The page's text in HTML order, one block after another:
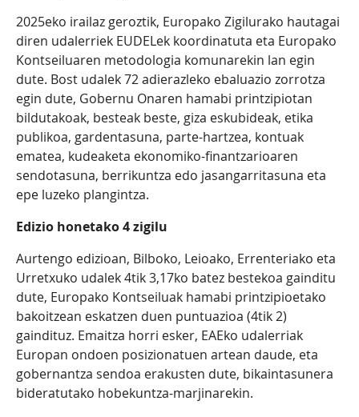
2025eko irailaz geroztik, Europako Zigilurako hautagai
diren udalerriek EUDELek koordinatuta eta Europako
Kontseiluaren metodologia komunarekin lan egin
dute. Bost udalek 72 adierazleko ebaluazio zorrotza
egin dute, Gobernu Onaren hamabi printzipiotan
bildutakoak, besteak beste, giza eskubideak, etika
publikoa, gardentasuna, parte-hartzea, kontuak
ematea, kudeaketa ekonomiko-finantzarioaren
sendotasuna, berrikuntza edo jasangarritasuna eta
epe luzeko plangintza.
Edizio honetako 4 zigilu
Aurtengo edizioan, Bilboko, Leioako, Errenteriako eta
Urretxuko udalek 4tik 3,17ko batez bestekoa gainditu
dute, Europako Kontseiluak hamabi printzipioetako
bakoitzean eskatzen duen puntuazioa (4tik 2)
gaindituz. Emaitza horri esker, EAEko udalerriak
Europan ondoen posizionatuen artean daude, eta
gobernantza sendoa erakusten dute, bikaintasunera
bideratutako hobekuntza-marjinarekin.